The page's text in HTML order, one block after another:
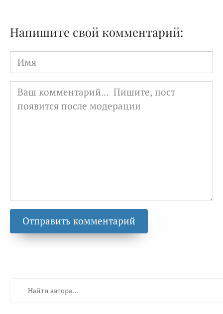
Напишите свой комментарий:
Имя